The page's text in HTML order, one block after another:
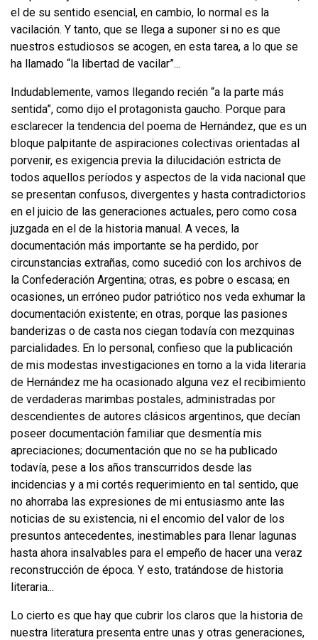
el de su sentido esencial, en cambio, lo normal es la
vacilación. Y tanto, que se llega a suponer si no es que
nuestros estudiosos se acogen, en esta tarea, a lo que se
ha llamado “la libertad de vacilar”...
Indudablemente, vamos llegando recién “a la parte más
sentida”, como dijo el protagonista gaucho. Porque para
esclarecer la tendencia del poema de Hernández, que es un
bloque palpitante de aspiraciones colectivas orientadas al
porvenir, es exigencia previa la dilucidación estricta de
todos aquellos períodos y aspectos de la vida nacional que
se presentan confusos, divergentes y hasta contradictorios
en el juicio de las generaciones actuales, pero como cosa
juzga­da en el de la historia manual. A veces, la
documentación más importante se ha perdido, por
circunstancias extrañas, como sucedió con los archivos de
la Con­federación Argentina; otras, es pobre o escasa; en
ocasiones, un erróneo pudor patriótico nos veda exhumar la
documentación existente; en otras, porque las pasiones
banderizas o de casta nos ciegan todavía con mezquinas
parcialidades. En lo personal, confieso que la publicación
de mis modestas investigaciones en torno a la vida literaria
de Hernández me ha ocasionado alguna vez el recibi­miento
de verdaderas marimbas postales, administradas por
descendientes de autores clásicos argentinos, que decían
poseer documentación familiar que des­mentía mis
apreciaciones; documentación que no se ha publicado
todavía, pese a los años transcurridos desde las
incidencias y a mi cortés requerimiento en tal sentido, que
no ahorraba las expresiones de mi entusiasmo ante las
noticias de su existencia, ni el encomio del valor de los
presuntos antecedentes, inestima­bles para llenar lagunas
hasta ahora insalvables para el empeño de hacer una veraz
reconstrucción de época. Y esto, tratándose de historia
literaria...
Lo cierto es que hay que cubrir los claros que la historia de
nuestra literatura presenta entre unas y otras generaciones,